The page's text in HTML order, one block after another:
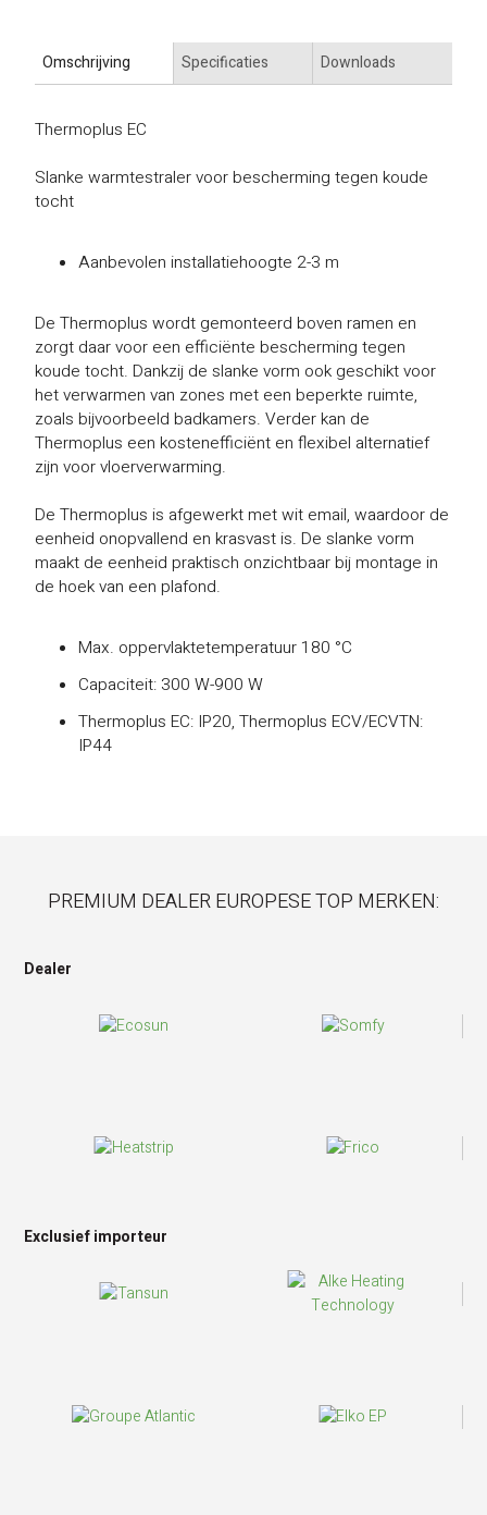
Omschrijving Specificaties Downloads
Thermoplus EC
Slanke warmtestraler voor bescherming tegen koude
tocht
Aanbevolen installatiehoogte 2-3 m
De Thermoplus wordt gemonteerd boven ramen en
zorgt daar voor een efficiënte bescherming tegen
koude tocht. Dankzij de slanke vorm ook geschikt voor
het verwarmen van zones met een beperkte ruimte,
zoals bijvoorbeeld badkamers. Verder kan de
Thermoplus een kostenefficiënt en flexibel alternatief
zijn voor vloerverwarming.
De Thermoplus is afgewerkt met wit email, waardoor de
eenheid onopvallend en krasvast is. De slanke vorm
maakt de eenheid praktisch onzichtbaar bij montage in
de hoek van een plafond.
Max. oppervlaktetemperatuur 180 °C
Capaciteit: 300 W-900 W
Thermoplus EC: IP20, Thermoplus ECV/ECVTN:
IP44
PREMIUM DEALER EUROPESE TOP MERKEN:
Dealer
Exclusief importeur